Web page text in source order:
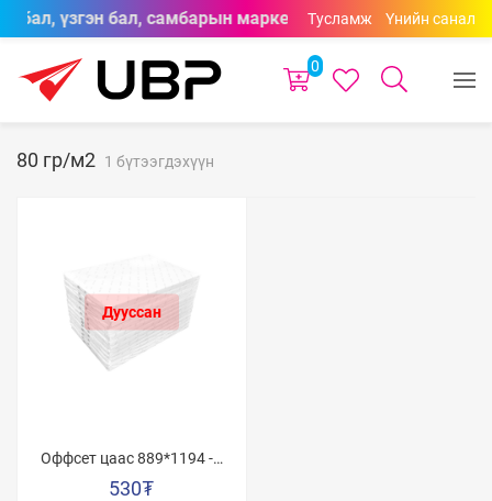
бал, үзгэн бал, самбарын маркерууд өнгөний
Тусламж Үнийн санал
0
80 гр/м2 1 бүтээгдэхүүн
Оффсет цаас 889*1194 - /
А0/ 80гр
530₮